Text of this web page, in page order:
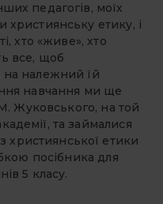
педагогів, моїх
християнську етику, і
хто «живе», хто
все, щоб
на належний їй
навчання ми ще
Жуковського, на той
та займалися
етики
посібника для
5 класу.